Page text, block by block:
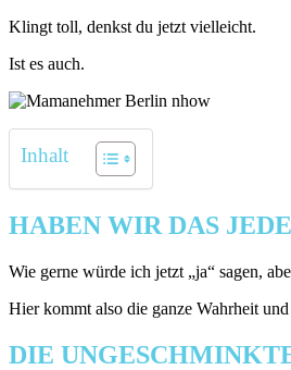
Klingt toll, denkst du jetzt vielleicht.
Ist es auch.
Inhalt
HABEN WIR DAS
Wie gerne würde ich jetzt „ja“ sagen,
Hier kommt also die ganze Wahrheit
DIE